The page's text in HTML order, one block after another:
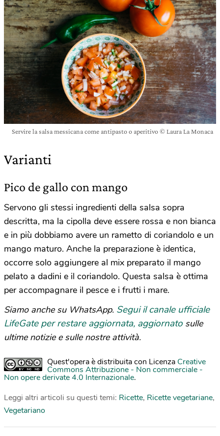
Servire la salsa messicana come antipasto o aperitivo © Laura La Monaca
Varianti
Pico de gallo con mango
Servono gli stessi ingredienti della salsa sopra
descritta, ma la cipolla deve essere rossa e non bianca
e in più dobbiamo avere un rametto di coriandolo e un
mango maturo. Anche la preparazione è identica,
occorre solo aggiungere al mix preparato il mango
pelato a dadini e il coriandolo. Questa salsa è ottima
per accompagnare il pesce e i frutti i mare.
Siamo anche su WhatsApp. Segui il canale ufficiale
LifeGate per restare aggiornata, aggiornato sulle
ultime notizie e sulle nostre attività.
Quest'opera è distribuita con Licenza Creative
Commons Attribuzione - Non commerciale -
Non opere derivate 4.0 Internazionale.
Leggi altri articoli su questi temi: Ricette, Ricette vegetariane,
Vegetariano